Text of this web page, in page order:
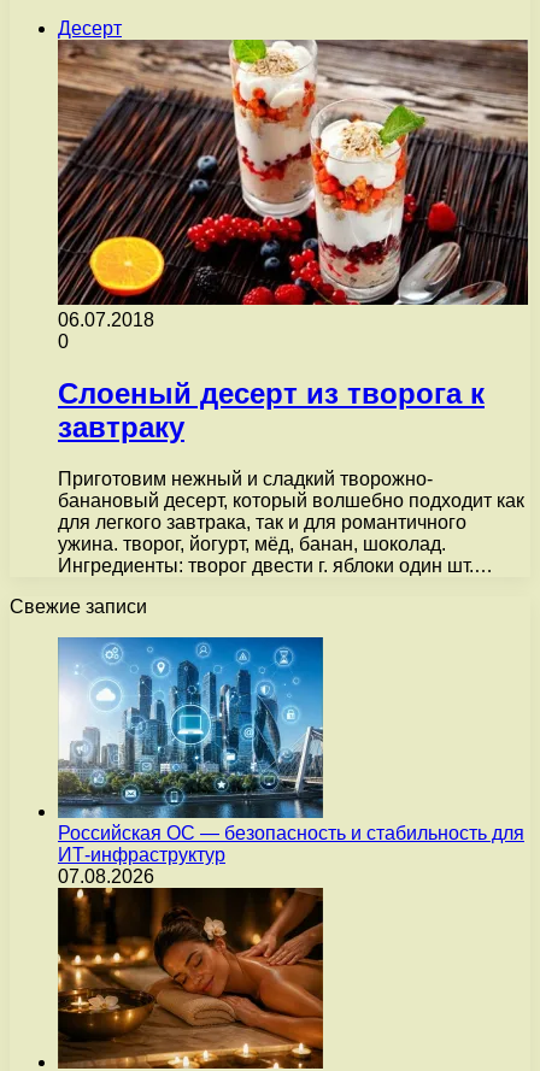
Десерт
06.07.2018
0
Слоеный десерт из творога к
завтраку
Приготовим нежный и сладкий творожно-
банановый десерт, который волшебно подходит как
для легкого завтрака, так и для романтичного
ужина. творог, йогурт, мёд, банан, шоколад.
Ингредиенты: творог двести г. яблоки один шт.…
Свежие записи
Российская ОС — безопасность и стабильность для
ИТ-инфраструктур
07.08.2026